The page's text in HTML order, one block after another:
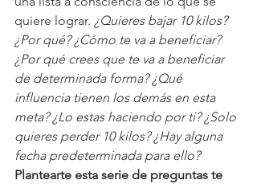
quiere lograr. ¿Quieres bajar 10 kilos?
¿Por qué? ¿Cómo te va a beneficiar?
¿Por qué crees que te va a beneficiar
de determinada forma? ¿Qué
influencia tienen los demás en esta
meta? ¿Lo estas haciendo por ti? ¿Solo
quieres perder 10 kilos? ¿Hay alguna
fecha predeterminada para ello?
Plantearte esta serie de preguntas te